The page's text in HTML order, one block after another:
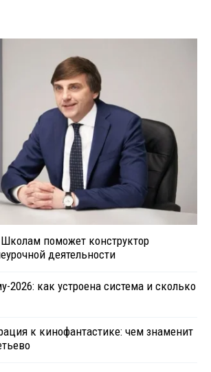
поможет конструктор
деятельности
2026: как устроена система и сколько
к кинофантастике: чем знаменит